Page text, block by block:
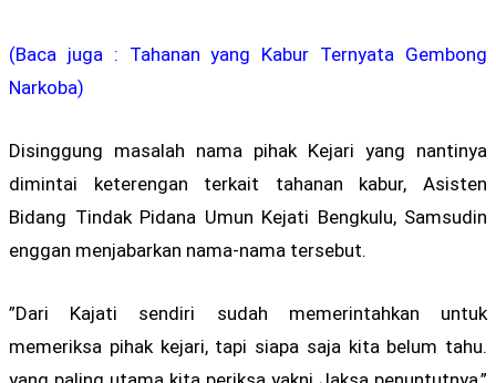
(Baca juga : Tahanan yang Kabur Ternyata Gembong
Narkoba)
Disinggung masalah nama pihak Kejari yang nantinya
dimintai keterengan terkait tahanan kabur, Asisten
Bidang Tindak Pidana Umun Kejati Bengkulu, Samsudin
enggan menjabarkan nama-nama tersebut.
”Dari Kajati sendiri sudah memerintahkan untuk
memeriksa pihak kejari, tapi siapa saja kita belum tahu.